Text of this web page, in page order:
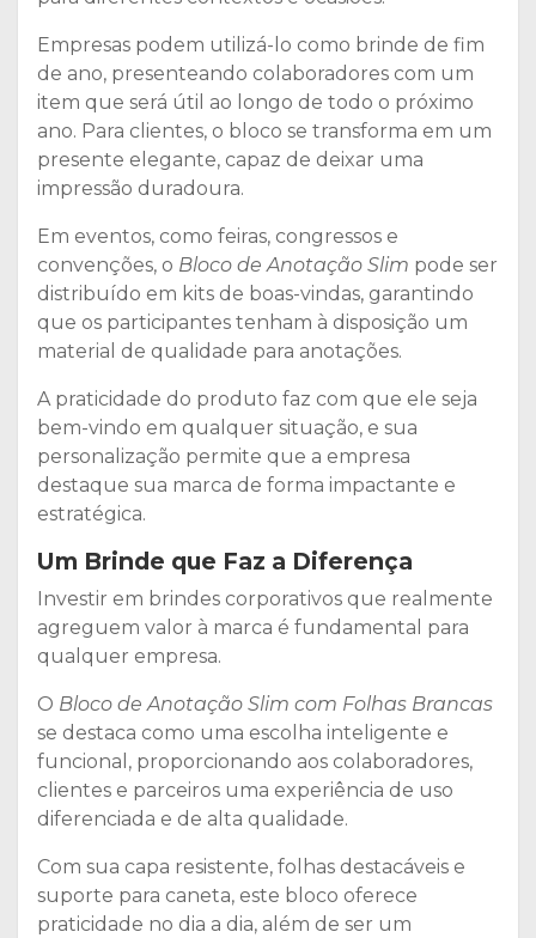
Empresas podem utilizá-lo como brinde de fim
de ano, presenteando colaboradores com um
item que será útil ao longo de todo o próximo
ano. Para clientes, o bloco se transforma em um
presente elegante, capaz de deixar uma
impressão duradoura.
Em eventos, como feiras, congressos e
convenções, o Bloco de Anotação Slim pode ser
distribuído em kits de boas-vindas, garantindo
que os participantes tenham à disposição um
material de qualidade para anotações.
A praticidade do produto faz com que ele seja
bem-vindo em qualquer situação, e sua
personalização permite que a empresa
destaque sua marca de forma impactante e
estratégica.
Um Brinde que Faz a Diferença
Investir em brindes corporativos que realmente
agreguem valor à marca é fundamental para
qualquer empresa.
O Bloco de Anotação Slim com Folhas Brancas
se destaca como uma escolha inteligente e
funcional, proporcionando aos colaboradores,
clientes e parceiros uma experiência de uso
diferenciada e de alta qualidade.
Com sua capa resistente, folhas destacáveis e
suporte para caneta, este bloco oferece
praticidade no dia a dia, além de ser um